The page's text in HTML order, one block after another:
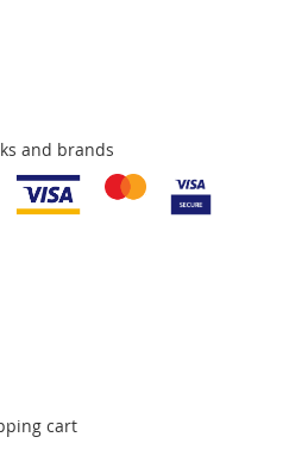
and brands
cart